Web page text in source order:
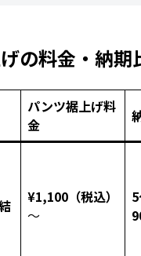
の料金・納期
パンツ裾上げ料
金
¥1,100（税込）
～